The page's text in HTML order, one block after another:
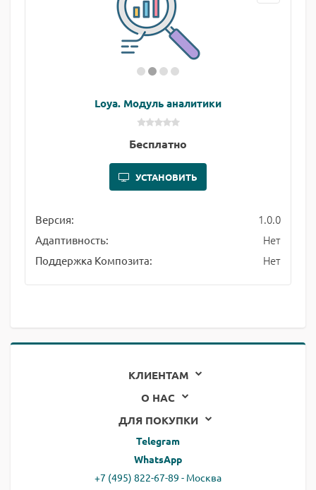
Loya. Модуль аналитики
Бесплатно
УСТАНОВИТЬ
Версия: 1.0.0
Адаптивность: Нет
Поддержка Композита: Нет
КЛИЕНТАМ
О НАС
ДЛЯ ПОКУПКИ
Telegram
WhatsApp
+7 (495) 822-67-89 - Москва